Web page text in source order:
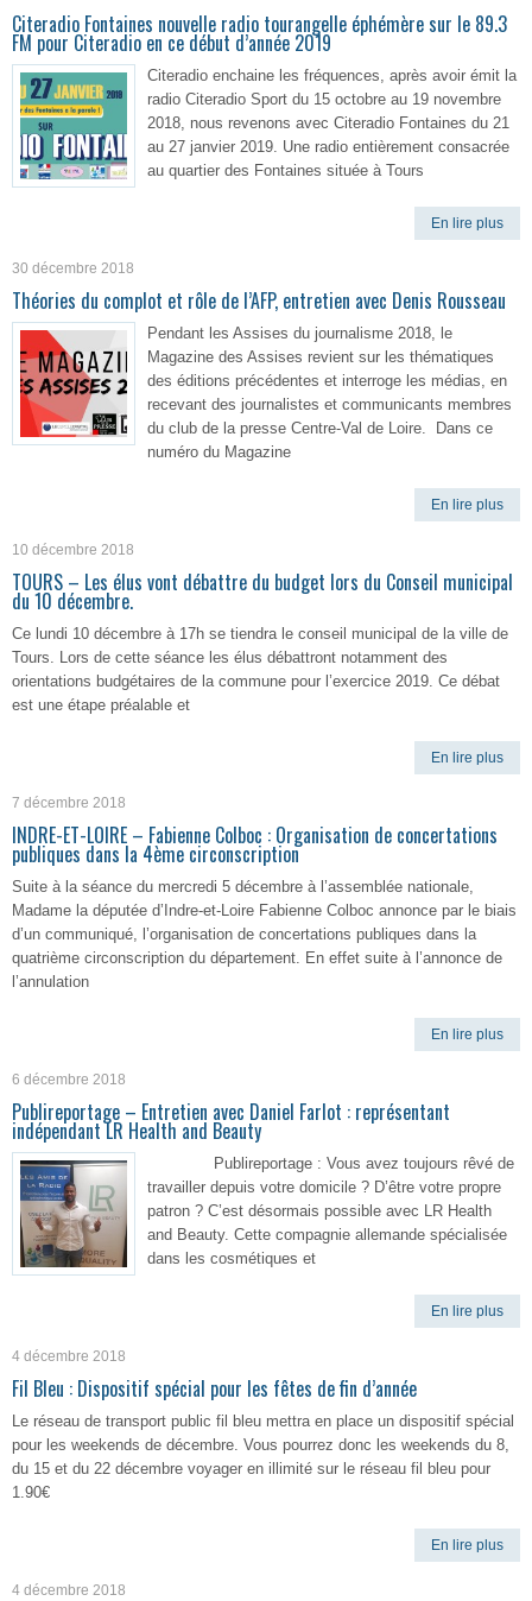
Citeradio Fontaines nouvelle radio tourangelle éphémère sur le 89.3
FM pour Citeradio en ce début d’année 2019
Citeradio enchaine les fréquences, après avoir émit la
radio Citeradio Sport du 15 octobre au 19 novembre
2018, nous revenons avec Citeradio Fontaines du 21
au 27 janvier 2019. Une radio entièrement consacrée
au quartier des Fontaines située à Tours
En lire plus
30 décembre 2018
Théories du complot et rôle de l’AFP, entretien avec Denis Rousseau
Pendant les Assises du journalisme 2018, le
Magazine des Assises revient sur les thématiques
des éditions précédentes et interroge les médias, en
recevant des journalistes et communicants membres
du club de la presse Centre-Val de Loire. Dans ce
numéro du Magazine
En lire plus
10 décembre 2018
TOURS – Les élus vont débattre du budget lors du Conseil municipal
du 10 décembre.
Ce lundi 10 décembre à 17h se tiendra le conseil municipal de la ville de
Tours. Lors de cette séance les élus débattront notamment des
orientations budgétaires de la commune pour l’exercice 2019. Ce débat
est une étape préalable et
En lire plus
7 décembre 2018
INDRE-ET-LOIRE – Fabienne Colboc : Organisation de concertations
publiques dans la 4ème circonscription
Suite à la séance du mercredi 5 décembre à l’assemblée nationale,
Madame la députée d’Indre-et-Loire Fabienne Colboc annonce par le biais
d’un communiqué, l’organisation de concertations publiques dans la
quatrième circonscription du département. En effet suite à l’annonce de
l’annulation
En lire plus
6 décembre 2018
Publireportage – Entretien avec Daniel Farlot : représentant
indépendant LR Health and Beauty
Publireportage : Vous avez toujours rêvé de
travailler depuis votre domicile ? D’être votre propre
patron ? C’est désormais possible avec LR Health
and Beauty. Cette compagnie allemande spécialisée
dans les cosmétiques et
En lire plus
4 décembre 2018
Fil Bleu : Dispositif spécial pour les fêtes de fin d’année
Le réseau de transport public fil bleu mettra en place un dispositif spécial
pour les weekends de décembre. Vous pourrez donc les weekends du 8,
du 15 et du 22 décembre voyager en illimité sur le réseau fil bleu pour
1.90€
En lire plus
4 décembre 2018